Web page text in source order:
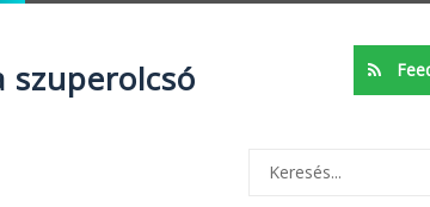
szuperolcsó